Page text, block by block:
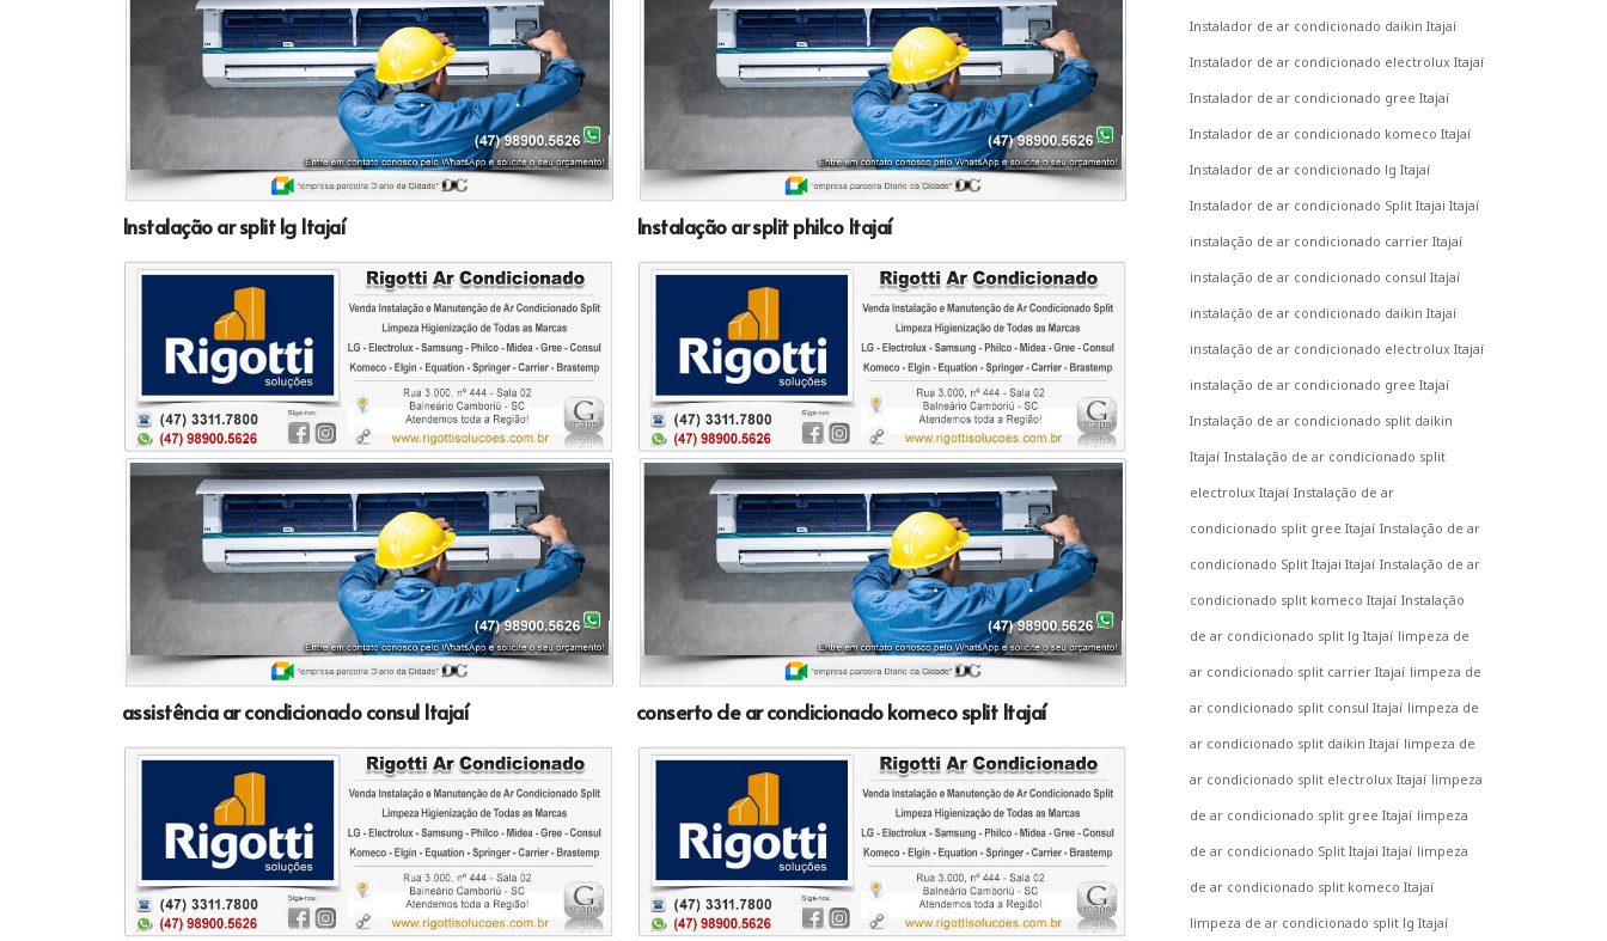
Instalação ar split lg Itajaí Instalação ar split philco Itajaí
assistência ar condicionado consul Itajaí conserto de ar condicionado komeco split Itajaí
Instalador de ar condicionado daikin Itajaí
Instalador de ar condicionado electrolux Itajaí
Instalador de ar condicionado gree Itajaí
Instalador de ar condicionado komeco Itajaí
Instalador de ar condicionado lg Itajaí
Instalador de ar condicionado Split Itajai Itajaí
instalação de ar condicionado carrier Itajaí
instalação de ar condicionado consul Itajaí
instalação de ar condicionado daikin Itajaí
instalação de ar condicionado electrolux Itajaí
instalação de ar condicionado gree Itajaí
Instalação de ar condicionado split daikin
Itajaí Instalação de ar condicionado split
electrolux Itajaí Instalação de ar
condicionado split gree Itajaí Instalação de ar
condicionado Split Itajai Itajaí Instalação de ar
condicionado split komeco Itajaí Instalação
de ar condicionado split lg Itajaí limpeza de
ar condicionado split carrier Itajaí limpeza de
ar condicionado split consul Itajaí limpeza de
ar condicionado split daikin Itajaí limpeza de
ar condicionado split electrolux Itajaí limpeza
de ar condicionado split gree Itajaí limpeza
de ar condicionado Split Itajai Itajaí limpeza
de ar condicionado split komeco Itajaí
limpeza de ar condicionado split lg Itajaí